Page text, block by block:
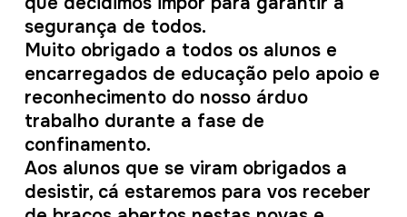
segurança de todos.
Muito obrigado a todos os alunos e
encarregados de educação pelo apoio e
reconhecimento do nosso árduo
trabalho durante a fase de
confinamento.
Aos alunos que se viram obrigados a
desistir, cá estaremos para vos receber